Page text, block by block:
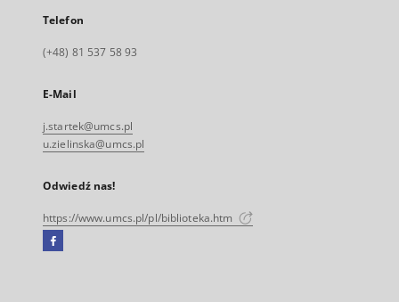
Telefon
(+48) 81 537 58 93
E-Mail
j.startek@umcs.pl
u.zielinska@umcs.pl
Odwiedź nas!
https://www.umcs.pl/pl/biblioteka.htm
Facebook